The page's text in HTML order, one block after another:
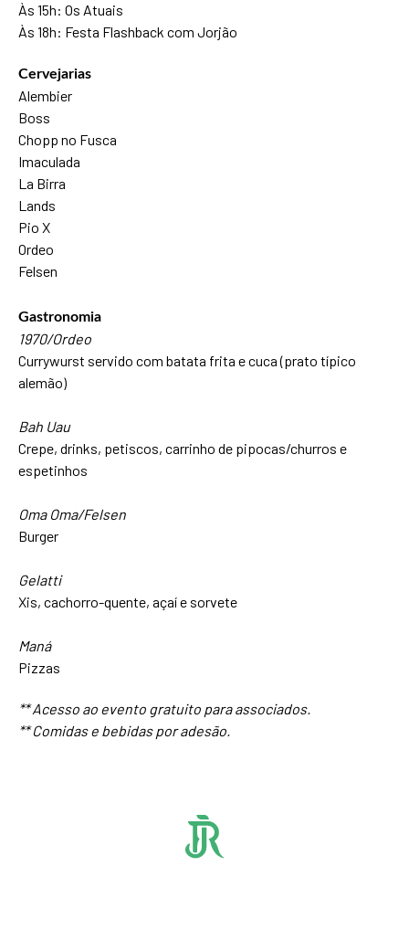
Às 15h: Os Atuais
Às 18h: Festa Flashback com Jorjão
Cervejarias
Alembier
Boss
Chopp no Fusca
Imaculada
La Birra
Lands
Pio X
Ordeo
Felsen
Gastronomia
1970/Ordeo
Currywurst servido com batata frita e cuca (prato típico
alemão)
Bah Uau
Crepe, drinks, petiscos, carrinho de pipocas/churros e
espetinhos
Oma Oma/Felsen
Burger
Gelatti
Xis, cachorro-quente, açaí e sorvete
Maná
Pizzas
** Acesso ao evento gratuito para associados.
** Comidas e bebidas por adesão.